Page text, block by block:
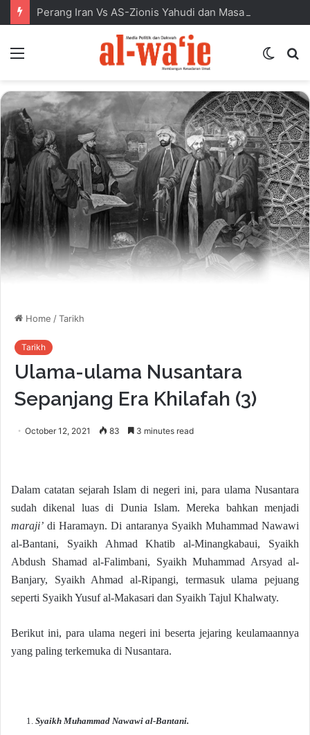
Switch
Home /Tarikh
Tarikh
Ulama-ulama Nusantara
Sepanjang Era Khilafah (3)
October 12, 2021 83 3 minutes read
Dalam catatan sejarah Islam di negeri ini, para ulama Nusantara
sudah dikenal luas di Dunia Islam. Mereka bahkan menjadi
maraji’ di Haramayn. Di antaranya Syaikh Muhammad Nawawi
al-Bantani, Syaikh Ahmad Khatib al-Minangkabaui, Syaikh
Abdush Shamad al-Falimbani, Syaikh Muhammad Arsyad al-
Banjary, Syaikh Ahmad al-Ripangi, termasuk ulama pejuang
seperti Syaikh Yusuf al-Makasari dan Syaikh Tajul Khalwaty.
Berikut ini, para ulama negeri ini beserta jejaring keulamaannya
yang paling terkemuka di Nusantara.
Syaikh Muhammad Nawawi al-Bantani.